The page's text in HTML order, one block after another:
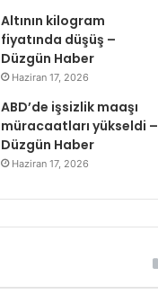
Altının kilogram
fiyatında düşüş –
Düzgün Haber
Haziran 17, 2026
ABD’de işsizlik maaşı
müracaatları yükseldi –
Düzgün Haber
Haziran 17, 2026